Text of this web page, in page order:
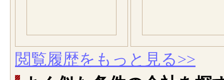
閲覧履歴をもっと見る>>